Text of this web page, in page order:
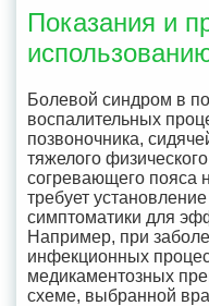
Показания и
Болевой синдром в
воспалительных
позвоночника,
тяжелого
согревающего пояса
требует
симптоматики для
Например, при
инфекционных
медикаментозных
схеме, выбранной